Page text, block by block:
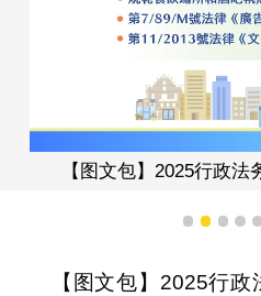
【图文包】2025行政
1 2 3 4
【图文包】2025行